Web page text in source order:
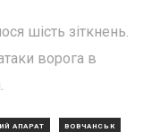
шість зіткнень.
ворога в
АПАРАТ ВОВЧАНСЬК